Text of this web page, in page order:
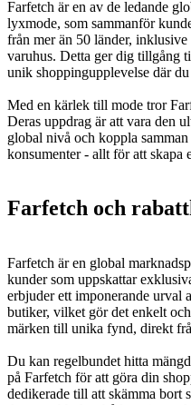
Farfetch är en av de ledande
lyxmode, som sammanför
från mer än 50 länder,
varuhus. Detta ger dig tillgång
unik shoppingupplevelse där
Med en kärlek till mode tror
Deras uppdrag är att vara den
global nivå och koppla
konsumenter - allt för att skapa
Farfetch och
Farfetch är en global
kunder som uppskattar
erbjuder ett imponerande urval
butiker, vilket gör det enkelt
märken till unika fynd, direkt
Du kan regelbundet hitta
på Farfetch för att göra din
dedikerade till att skämma bort